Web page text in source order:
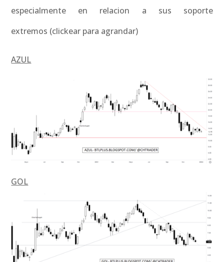
especialmente en relacion a sus soporte
extremos (clickear para agrandar)
AZUL
GOL